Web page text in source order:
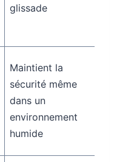
glissade
Maintient la
sécurité même
dans un
environnement
humide